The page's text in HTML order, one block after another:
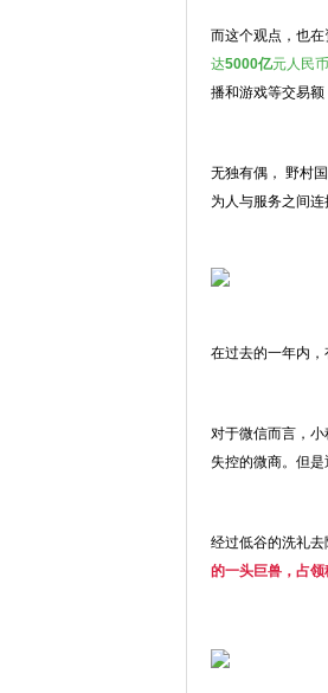
而这个观点，也
达5000亿元人民
播和游戏等交易
无独有偶， 野村
为人与服务之间连
在过去的一年内
对于微信而言，
失控的微商。但
经过低谷的洗礼
的一头巨兽，占领